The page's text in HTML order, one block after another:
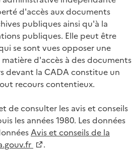
d'accès aux documents
publiques ainsi qu'à la
publiques. Elle peut être
se sont vues opposer une
d'accès à des documents
devant la CADA constitue un
recours contentieux.
de consulter les avis et conseils
les années 1980. Les données
Avis et conseils de la
.